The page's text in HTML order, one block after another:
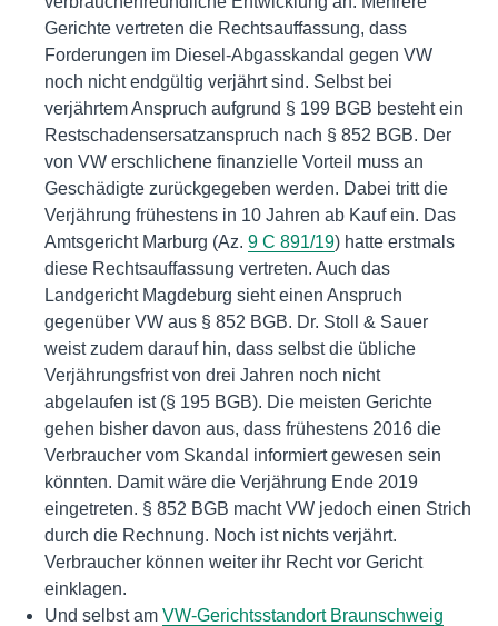
Gerichte vertreten die Rechtsauffassung, dass
Forderungen im Diesel-Abgasskandal gegen VW
noch nicht endgültig verjährt sind. Selbst bei
verjährtem Anspruch aufgrund § 199 BGB besteht ein
Restschadensersatzanspruch nach § 852 BGB. Der
von VW erschlichene finanzielle Vorteil muss an
Geschädigte zurückgegeben werden. Dabei tritt die
Verjährung frühestens in 10 Jahren ab Kauf ein. Das
Amtsgericht Marburg (Az. 9 C 891/19) hatte erstmals
diese Rechtsauffassung vertreten. Auch das
Landgericht Magdeburg sieht einen Anspruch
gegenüber VW aus § 852 BGB. Dr. Stoll & Sauer
weist zudem darauf hin, dass selbst die übliche
Verjährungsfrist von drei Jahren noch nicht
abgelaufen ist (§ 195 BGB). Die meisten Gerichte
gehen bisher davon aus, dass frühestens 2016 die
Verbraucher vom Skandal informiert gewesen sein
könnten. Damit wäre die Verjährung Ende 2019
eingetreten. § 852 BGB macht VW jedoch einen Strich
durch die Rechnung. Noch ist nichts verjährt.
Verbraucher können weiter ihr Recht vor Gericht
einklagen.
Und selbst am VW-Gerichtsstandort Braunschweig